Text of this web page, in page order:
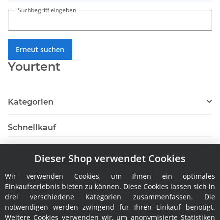
Suchbegriff eingeben
Erneut suchen
Yourtent
Kategorien
Schnellkauf
Hersteller
Dieser Shop verwendet Cookies
Wir verwenden Cookies, um Ihnen ein optimales
Einkaufserlebnis bieten zu können. Diese Cookies lassen sich in
drei verschiedene Kategorien zusammenfassen. Die
notwendigen werden zwingend für Ihren Einkauf benötigt.
Weitere Cookies verwenden wir, um anonymisierte Statistiken